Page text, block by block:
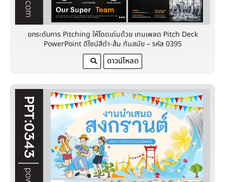
ยกระดับการ Pitching ให้โดดเด่นด้วย เทมเพลต Pitch Deck
PowerPoint ดีไซน์สีดำ-ส้ม ทันสมัย – รหัส 0395
ดาวน์โหลด